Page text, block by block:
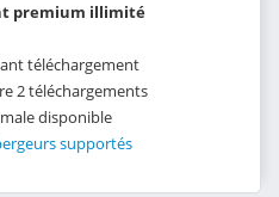
premium illimité
téléchargement
2 téléchargements
disponible
supportés